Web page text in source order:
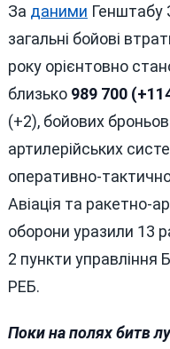
За даними Генштабу
загальні бойові
року орієнтовно
близько 989 700
(+2), бойових
артилерійських
оперативно-
Авіація та ракетно-
оборони уразили 13
2 пункти управління
РЕБ.
Поки на полях битв